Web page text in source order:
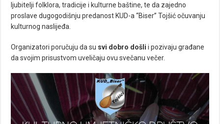
ljubitelji folklora, tradicije i kulturne baštine, te da zajedno
proslave dugogodišnju predanost KUD-a “Biser” Tojšić očuvanju
kulturnog naslijeđa.
Organizatori poručuju da su svi dobro došlii pozivaju građane
da svojim prisustvom uveličaju ovu svečanu večer.